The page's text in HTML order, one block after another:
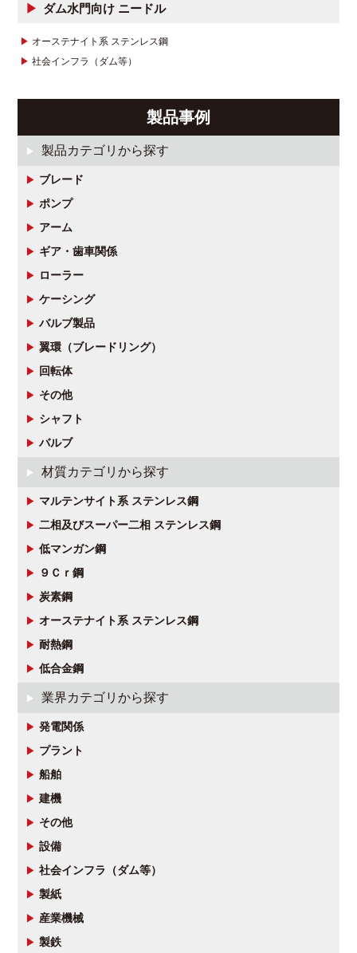
ダム水門向け ニードル
オーステナイト系 ステンレス鋼
社会インフラ（ダム等）
製品事例
製品カテゴリから探す
ブレード
ポンプ
アーム
ギア・歯車関係
ローラー
ケーシング
バルブ製品
翼環（ブレードリング）
回転体
その他
シャフト
バルブ
材質カテゴリから探す
マルテンサイト系 ステンレス鋼
二相及びスーパー二相 ステンレス鋼
低マンガン鋼
９Ｃｒ鋼
炭素鋼
オーステナイト系 ステンレス鋼
耐熱鋼
低合金鋼
業界カテゴリから探す
発電関係
プラント
船舶
建機
その他
設備
社会インフラ（ダム等）
製紙
産業機械
製鉄